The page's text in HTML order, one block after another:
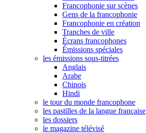
Francophonie sur scènes
Gens de la francophonie
Francophonie en création
Tranches de ville
Écrans francophones
Émissions spéciales
les émissions sous-titrées
Anglais
Arabe
Chinois
Hindi
le tour du monde francophone
les pastilles de la langue française
les dossiers
le magazine télévisé